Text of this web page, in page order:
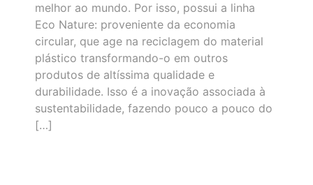
melhor ao mundo. Por isso, possui a linha
Eco Nature: proveniente da economia
circular, que age na reciclagem do material
plástico transformando-o em outros
produtos de altíssima qualidade e
durabilidade. Isso é a inovação associada à
sustentabilidade, fazendo pouco a pouco do
[…]